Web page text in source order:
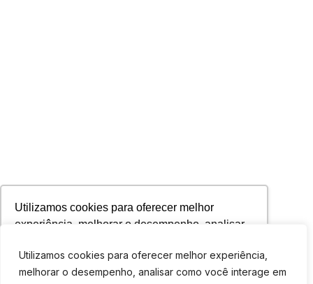
Utilizamos cookies para oferecer melhor
experiência, melhorar o desempenho, analisar
personalizar conteúdo. Ao utilizar este site, você
concorda com o uso de cookies.
Utilizamos cookies para oferecer melhor experiência,
melhorar o desempenho, analisar como você interage em